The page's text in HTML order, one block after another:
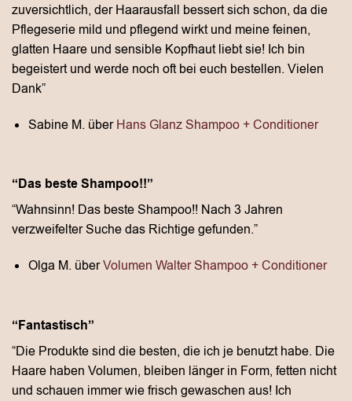
zuversichtlich, der Haarausfall bessert sich schon, da die
Pflegeserie mild und pflegend wirkt und meine feinen,
glatten Haare und sensible Kopfhaut liebt sie! Ich bin
begeistert und werde noch oft bei euch bestellen. Vielen
Dank”
Sabine M. überHans Glanz Shampoo + Conditioner
“Das beste Shampoo!!”
“Wahnsinn! Das beste Shampoo!! Nach 3 Jahren
verzweifelter Suche das Richtige gefunden.”
Olga M. überVolumen Walter Shampoo + Conditioner
“Fantastisch”
“Die Produkte sind die besten, die ich je benutzt habe. Die
Haare haben Volumen, bleiben länger in Form, fetten nicht
und schauen immer wie frisch gewaschen aus! Ich